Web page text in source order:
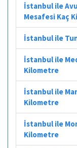
İstanbul ile
Mesafesi Kaç
İstanbul ile
İstanbul ile
Kilometre
İstanbul ile
Kilometre
İstanbul ile
Kilometre